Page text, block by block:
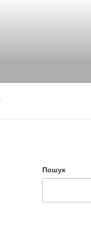
Пошук